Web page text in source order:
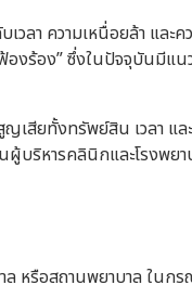
า ความเหนื่อยล้า และ
ร้อง” ซึ่งในปัจจุบันมีแ
เสียทั้งทรัพย์สิน เวลา แ
ริหารคลินิกและโรงพย
รือสถานพยาบาล ในก